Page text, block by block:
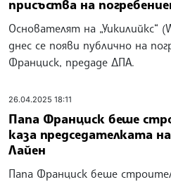
присъства на
Основателят на „Уикилийкс“
днес се появи публично на
Франциск, предаде ДПА.
26.04.2025 18:11
Папа Франциск беше
каза председателката
Лайен
Папа Франциск беше